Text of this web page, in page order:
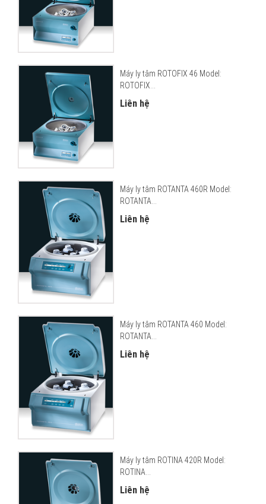
Máy ly tâm ROTOFIX 46 Model:
ROTOFIX...
Liên hệ
Máy ly tâm ROTANTA 460R Model:
ROTANTA...
Liên hệ
Máy ly tâm ROTANTA 460 Model:
ROTANTA...
Liên hệ
Máy ly tâm ROTINA 420R Model:
ROTINA...
Liên hệ